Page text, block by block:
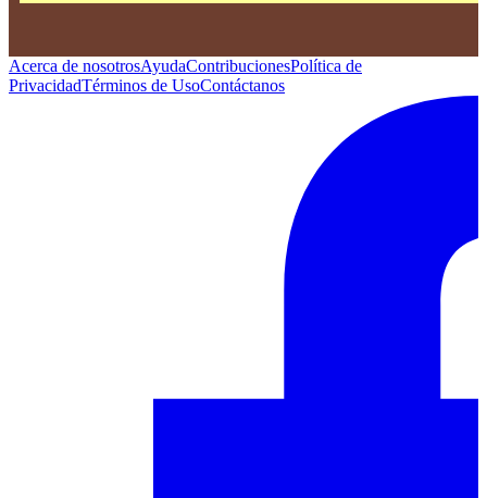
Acerca de nosotrosAyudaContribucionesPolítica de
PrivacidadTérminos de UsoContáctanos